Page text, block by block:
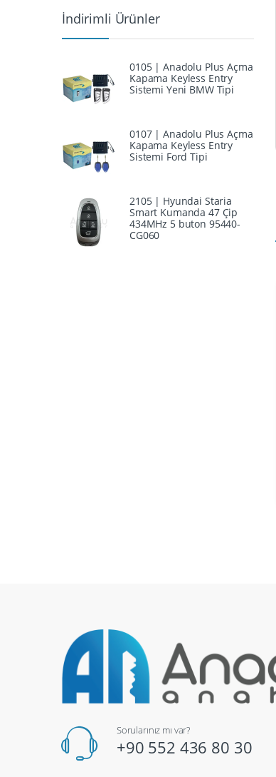
İndirimli Ürünler
0105 | Anadolu Plus Açma
Kapama Keyless Entry
Sistemi Yeni BMW Tipi
0107 | Anadolu Plus Açma
Kapama Keyless Entry
Sistemi Ford Tipi
2105 | Hyundai Staria
Smart Kumanda 47 Çip
434MHz 5 buton 95440-
CG060
Sorularınız mı var?
+90 552 436 80 30